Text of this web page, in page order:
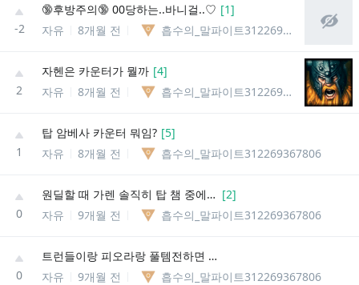
-2
🔞후방주의🔞 00당하는..바니걸..♡ [1]
자유
8개월 전 흡수의_말파이트312269367806
2
자헨은 카운터가 뭘까 [4]
자유
8개월 전 흡수의_말파이트312269367806
1
탑 암베사 카운터 뭐임? [5]
자유
8개월 전 흡수의_말파이트312269367806
0
원딜할 때 가렌 솔직히 탑 챔 중에 젤 무서움 [2]
자유
9개월 전 흡수의_말파이트312269367806
0
트런들이랑 피오라랑 풀템전하면 누가이김?
자유
9개월 전 흡수의_말파이트312269367806